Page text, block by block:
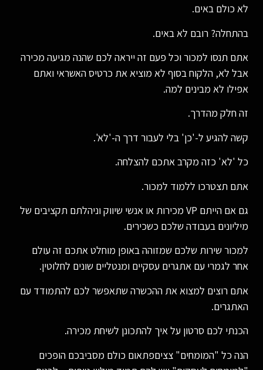
לא כולם באים.
בהתחלה? רובם לא באים.
אתם תנסו למכור וכל פעם זה ייראה לכם שהנה מגיעה מכירה
אבל לא, הלקוח בסוף לא מוציא את כרטיס האשראי ואתם
אפילו לא מבינים למה.
זה חלק מהדרך.
קשה להגיע ל-'כן' בלי לעבור דרך ה-'לא'.
כל 'לא' כזה מקרב אתכם להצלחה.
אתם תצטרכו ללמוד למכור.
גם אם הייתם VP מכירות או אנשי שיווק וניהלתם תקציבים של
מיליונים בעבודה שלכם כשכירים.
למכור שירות שלכם שמזוהה באופן מוחלט אתכם זה עולם
אחר לגמרי עם אתגרים עסקיים ומנטליים שונים לחלוטין.
אתם רוצים למצוא את ההכשרה שתאפשר לכם להתמודד עם
האתגרים.
הכנתי לכם סרטון על איך להתכונן לשיחת מכירה.
הנה כל "המומחים" צציםפתאום כולם מסביבכם הופכים